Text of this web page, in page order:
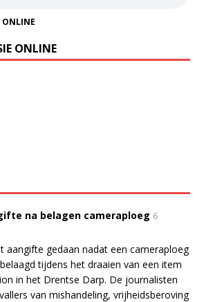
ONLINE
ONLINE
na belagen cameraploeg 6
aangifte gedaan nadat een cameraploeg
tijdens het draaien van een item
in het Drentse Darp. De journalisten
van mishandeling, vrijheidsberoving